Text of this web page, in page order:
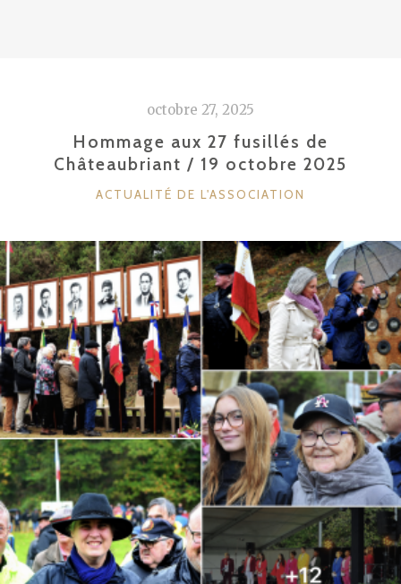
octobre 27, 2025
Hommage aux 27 fusillés de
Châteaubriant / 19 octobre 2025
CATÉGORIES
ACTUALITÉ DE L'ASSOCIATION